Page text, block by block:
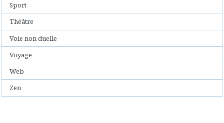
Sport
Théâtre
Voie non duelle
Voyage
Web
Zen